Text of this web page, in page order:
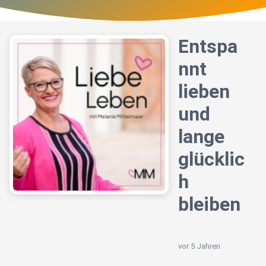
Entspa
nnt
lieben
und
lange
glücklic
h
bleiben
vor 5 Jahren